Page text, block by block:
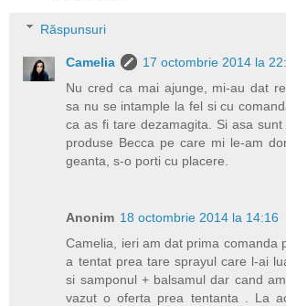
Răspunsuri
Camelia
17 octombrie 2014 la
Nu cred ca mai ajunge, mi-au dat
sa nu se intample la fel si cu
ca as fi tare dezamagita. Si asa
produse Becca pe care mi le-am
geanta, s-o porti cu placere.
Anonim 18 octombrie 2014 la 14:16
Camelia, ieri am dat prima comanda
a tentat prea tare sprayul care l-ai
si samponul + balsamul dar cand
vazut o oferta prea tentanta . La